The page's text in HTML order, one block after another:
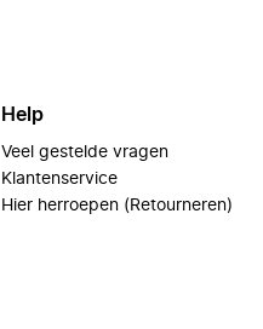
Help
Veel gestelde vragen
Klantenservice
Hier herroepen (Retourneren)